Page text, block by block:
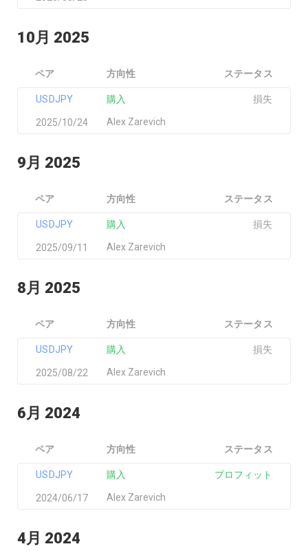
10月 2025
ペア 方向性 ステータス
USDJPY
Alex Zarevich
購入
2025/10/24
損失
9月 2025
ペア 方向性 ステータス
USDJPY
Alex Zarevich
購入
2025/09/11
損失
8月 2025
ペア 方向性 ステータス
USDJPY
Alex Zarevich
購入
2025/08/22
損失
6月 2024
ペア 方向性 ステータス
USDJPY
Alex Zarevich
購入
2024/06/17
プロフィット
4月 2024